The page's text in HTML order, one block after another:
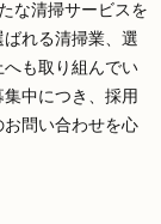
な清掃サービスを
れる清掃業、選
も取り組んでい
中につき、採用
問い合わせを心